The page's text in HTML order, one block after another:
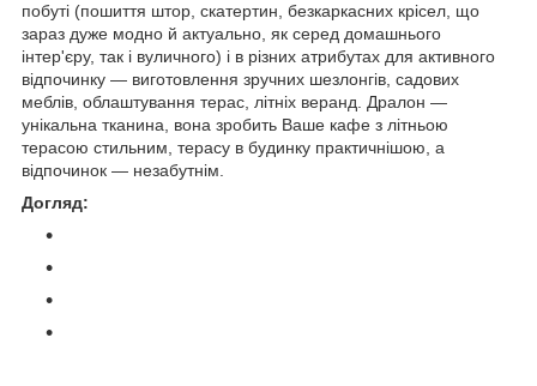
побуті (пошиття штор, скатертин, безкаркасних крісел, що
зараз дуже модно й актуально, як серед домашнього
інтер'єру, так і вуличного) і в різних атрибутах для активного
відпочинку — виготовлення зручних шезлонгів, садових
меблів, облаштування терас, літніх веранд. Дралон —
унікальна тканина, вона зробить Ваше кафе з літньою
терасою стильним, терасу в будинку практичнішою, а
відпочинок — незабутнім.
Догляд: